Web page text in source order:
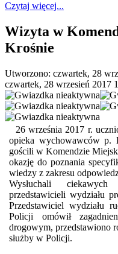
Czytaj więcej...
Wizyta w
Krośnie
Utworzono: czwartek, 28
czwartek, 28 wrzesień 2017
26 września 2017 r.
opieka wychowawców p.
gościli w Komendzie
okazję do poznania
wiedzy z zakresu
Wysłuchali
przedstawicieli wydziału
Przedstawiciel wydziału
Policji omówił
drogowym, przedstawiono
służby w Policji.